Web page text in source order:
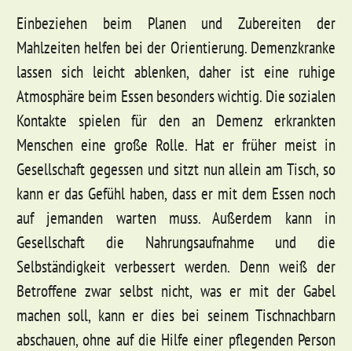
Einbeziehen beim Planen und Zubereiten der
Mahlzeiten helfen bei der Orientierung. Demenzkranke
lassen sich leicht ablenken, daher ist eine ruhige
Atmosphäre beim Essen besonders wichtig. Die sozialen
Kontakte spielen für den an Demenz erkrankten
Menschen eine große Rolle. Hat er früher meist in
Gesellschaft gegessen und sitzt nun allein am Tisch, so
kann er das Gefühl haben, dass er mit dem Essen noch
auf jemanden warten muss. Außerdem kann in
Gesellschaft die Nahrungsaufnahme und die
Selbständigkeit verbessert werden. Denn weiß der
Betroffene zwar selbst nicht, was er mit der Gabel
machen soll, kann er dies bei seinem Tischnachbarn
abschauen, ohne auf die Hilfe einer pflegenden Person